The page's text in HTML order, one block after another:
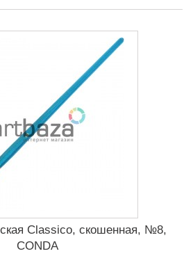
Classico, скошенная, №8,
CONDA